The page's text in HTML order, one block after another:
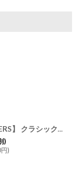
[73777]
【STACKERS】 クラシック ジュエリーボックス Lid リッド （蓋付ケース） ペブルグレー Pebble Gray スタッカーズ ロンドン イギリス
)
円)